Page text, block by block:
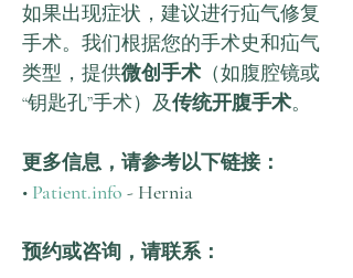
如果出现症状，建议进行疝气修复
手术。我们根据您的手术史和疝气
类型，提供微创手术 （如腹腔镜或
“钥匙孔”手术）及传统开腹手术。
更多信息，请参考以下链接：
• Patient.info - Hernia
预约或咨询，请联系：